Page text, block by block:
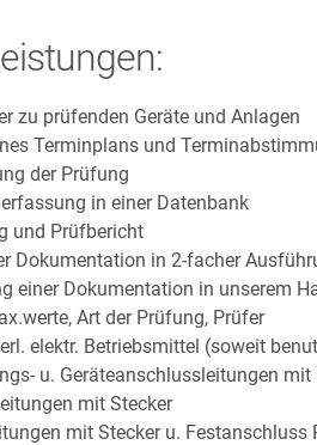
zu prüfenden Geräte und Anlagen
Terminplans und
der Prüfung
in einer Datenbank
und Prüfbericht
Dokumentation in 2-facher
einer Dokumentation in unserem
Art der Prüfung, Prüfer
elektr. Betriebsmittel (soweit
u. Geräteanschlussleitungen
mit Stecker
mit Stecker u.